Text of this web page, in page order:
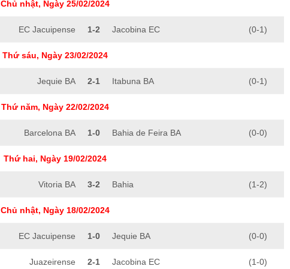
Chủ nhật, Ngày 25/02/2024
EC Jacuipense 1-2 Jacobina EC (0-1)
Thứ sáu, Ngày 23/02/2024
Jequie BA 2-1 Itabuna BA (0-1)
Thứ năm, Ngày 22/02/2024
Barcelona BA 1-0 Bahia de Feira BA (0-0)
Thứ hai, Ngày 19/02/2024
Vitoria BA 3-2 Bahia (1-2)
Chủ nhật, Ngày 18/02/2024
EC Jacuipense 1-0 Jequie BA (0-0)
Juazeirense 2-1 Jacobina EC (1-0)